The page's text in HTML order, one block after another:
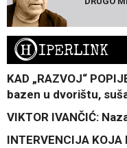
HIPERLINK
KAD „RAZVOJ“
bazen u dvorištu,
VIKTOR IVANČIĆ:
INTERVENCIJA